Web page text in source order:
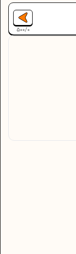
500/0